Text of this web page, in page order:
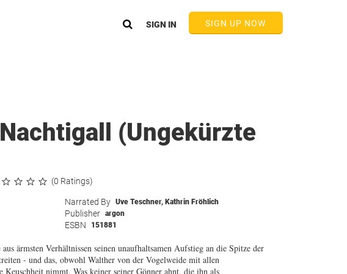
SIGN UP NOW
SIGN IN
(Ungekürzte
(0 Ratings)
Narrated By Uve Teschner, Kathrin Fröhlich
Publisher argon
ESBN 151881
ärmsten Verhältnissen seinen unaufhaltsamen Aufstieg an die Spitze der
- und das, obwohl Walther von der Vogelweide mit allen
nimmt. Was keiner seiner Gönner ahnt, die ihn als